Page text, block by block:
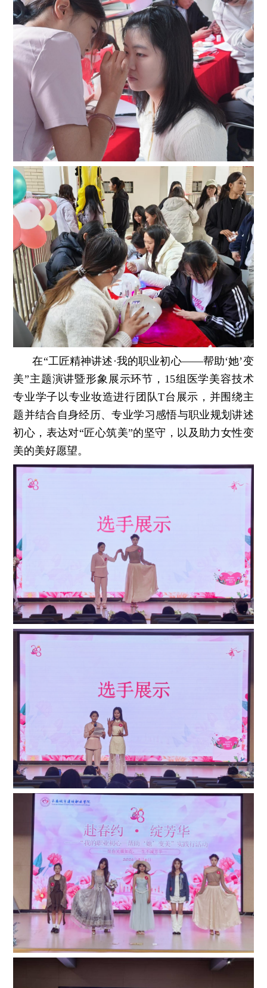
在“工匠精神讲述·我的职业初心——帮助‘她’变
美”主题演讲暨形象展示环节，15组医学美容技术
专业学子以专业妆造进行团队T台展示，并围绕主
题并结合自身经历、专业学习感悟与职业规划讲述
初心，表达对“匠心筑美”的坚守，以及助力女性变
美的美好愿望。